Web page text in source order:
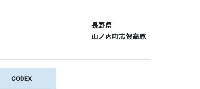
長野県
山ノ内町志賀高原
CODEX